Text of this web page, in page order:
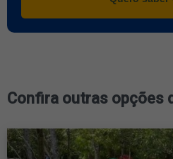
Confira outras opções